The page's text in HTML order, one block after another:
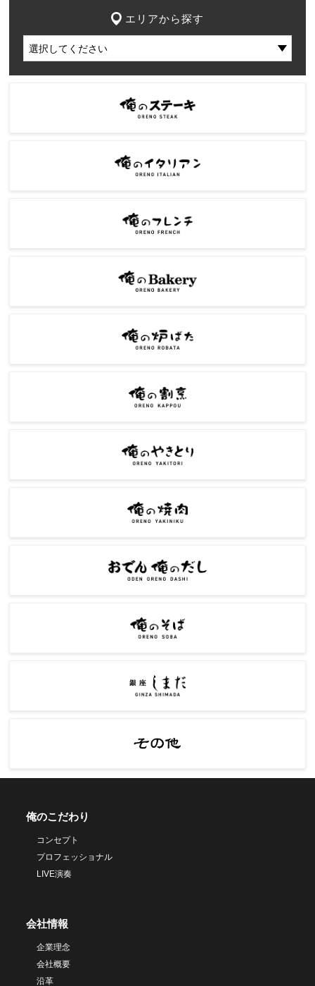
エリアから探す
俺のこだわり
コンセプト
プロフェッショナル
LIVE演奏
会社情報
企業理念
会社概要
沿革